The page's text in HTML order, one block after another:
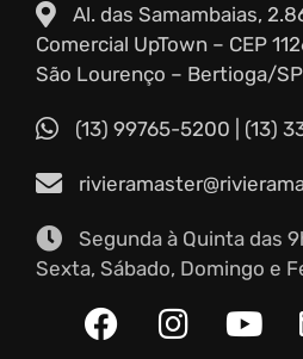
Al. das Samambaias,
Comercial UpTown – CEP
São Lourenço – Bertioga/
(13) 99765-5200 (13)
Segunda à Quinta das
Sexta, Sábado, Domingo e